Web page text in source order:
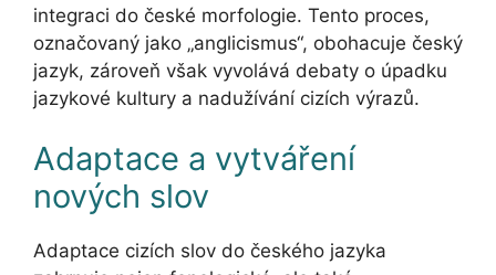
integraci do české morfologie. Tento proces,
označovaný jako „anglicismus“, obohacuje český
jazyk, zároveň však vyvolává debaty o úpadku
jazykové kultury a nadužívání cizích výrazů.
Adaptace a vytváření
nových slov
Adaptace cizích slov do českého jazyka